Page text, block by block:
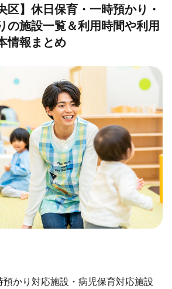
区】休日保育・一時預かり・
の施設一覧＆利用時間や利用
情報まとめ
かり対応施設・病児保育対応施設